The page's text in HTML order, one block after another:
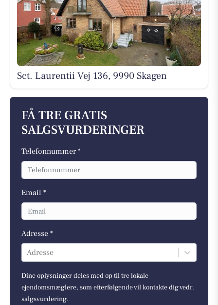
Sct. Laurentii Vej 136, 9990 Skagen
FÅ TRE GRATIS
SALGSVURDERINGER
Telefonnummer *
Email *
Adresse *
Adresse
Dine oplysninger deles med op til tre lokale
ejendomsmæglere, som efterfølgende vil kontakte dig vedr.
salgsvurdering.